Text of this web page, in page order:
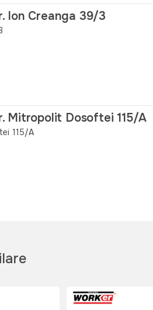
Ion Creanga 39/3
Mitropolit Dosoftei 115/A
115/A